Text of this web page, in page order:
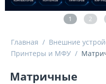
1 2
Главная / Внешние
Принтеры и МФУ /
Матричные